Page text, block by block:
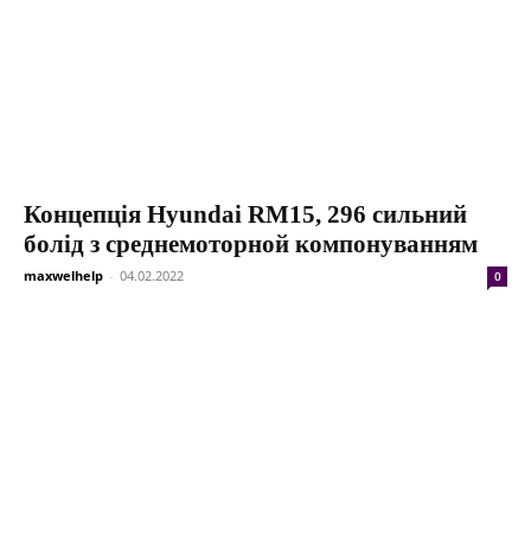
Концепція Hyundai RM15, 296 сильний
болід з среднемоторной компонуванням
maxwelhelp - 04.02.2022 0